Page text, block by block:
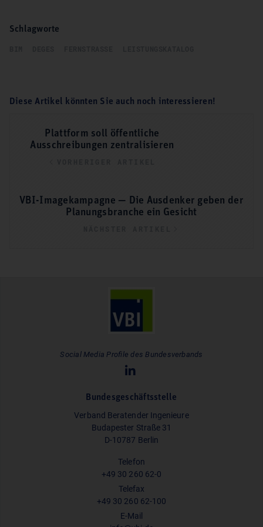
Schlagworte
Diese Artikel könnten Sie auch noch interessieren!
Plattform soll öffentliche
Ausschreibungen zentralisieren
VBI-Imagekampagne — Die Ausdenker geben der
Planungsbranche ein Gesicht
Social Media Profile des Bundesverbands
Bundesgeschäftsstelle
Verband Beratender Ingenieure
Budapester Straße 31
D-10787 Berlin
Telefon
+49 30 260 62-0
Telefax
+49 30 260 62-100
E-Mail